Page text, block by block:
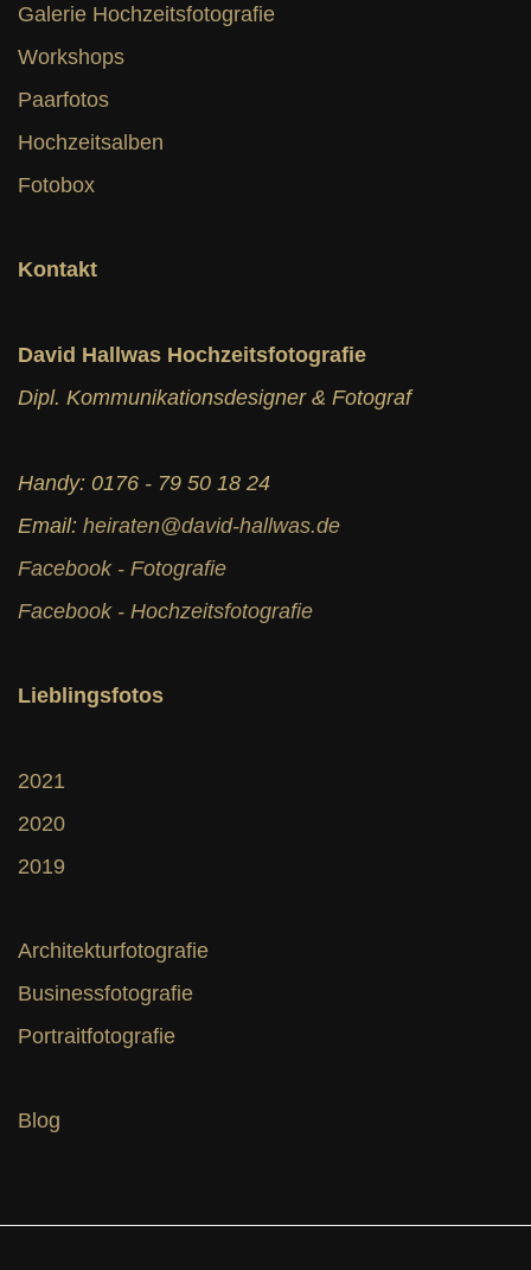
Galerie Hochzeitsfotografie
Workshops
Paarfotos
Hochzeitsalben
Fotobox
Kontakt
David Hallwas Hochzeitsfotografie
Dipl. Kommunikationsdesigner & Fotograf
Handy: 0176 - 79 50 18 24
Email: heiraten@david-hallwas.de
Facebook - Fotografie
Facebook - Hochzeitsfotografie
Lieblingsfotos
2021
2020
2019
Architekturfotografie
Businessfotografie
Portraitfotografie
Blog